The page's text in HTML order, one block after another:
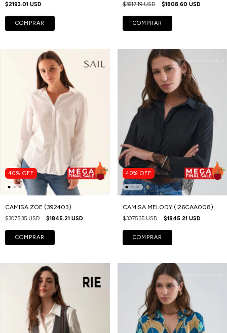
$2193.01 USD
COMPRAR
$3617.19 USD $1808.60 USD
COMPRAR
40% OFF
CAMISA ZOE (392403)
$3075.35 USD $1845.21 USD
COMPRAR
40% OFF
CAMISA MELODY (I26CAA008)
$3075.35 USD $1845.21 USD
COMPRAR